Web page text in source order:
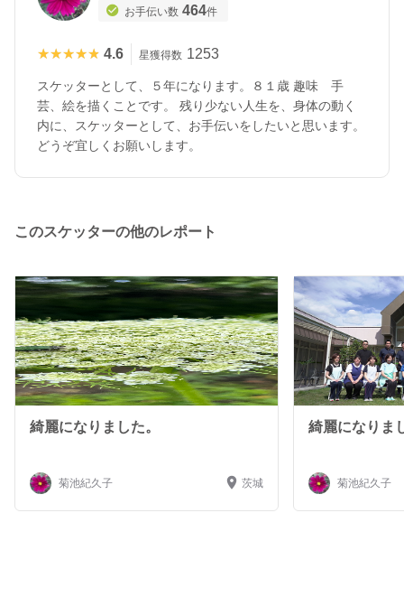
お手伝い数 464件
★★★★★
★★★★★ 4.6 星獲得数 1253
スケッターとして、５年になります。８１歳 趣味 手
芸、絵を描くことです。 残り少ない人生を、身体の動く
内に、スケッターとして、お手伝いをしたいと思います。
どうぞ宜しくお願いします。
このスケッターの他のレポート
綺麗になりました。
菊池紀久子 茨城
綺麗になりま
菊池紀久子